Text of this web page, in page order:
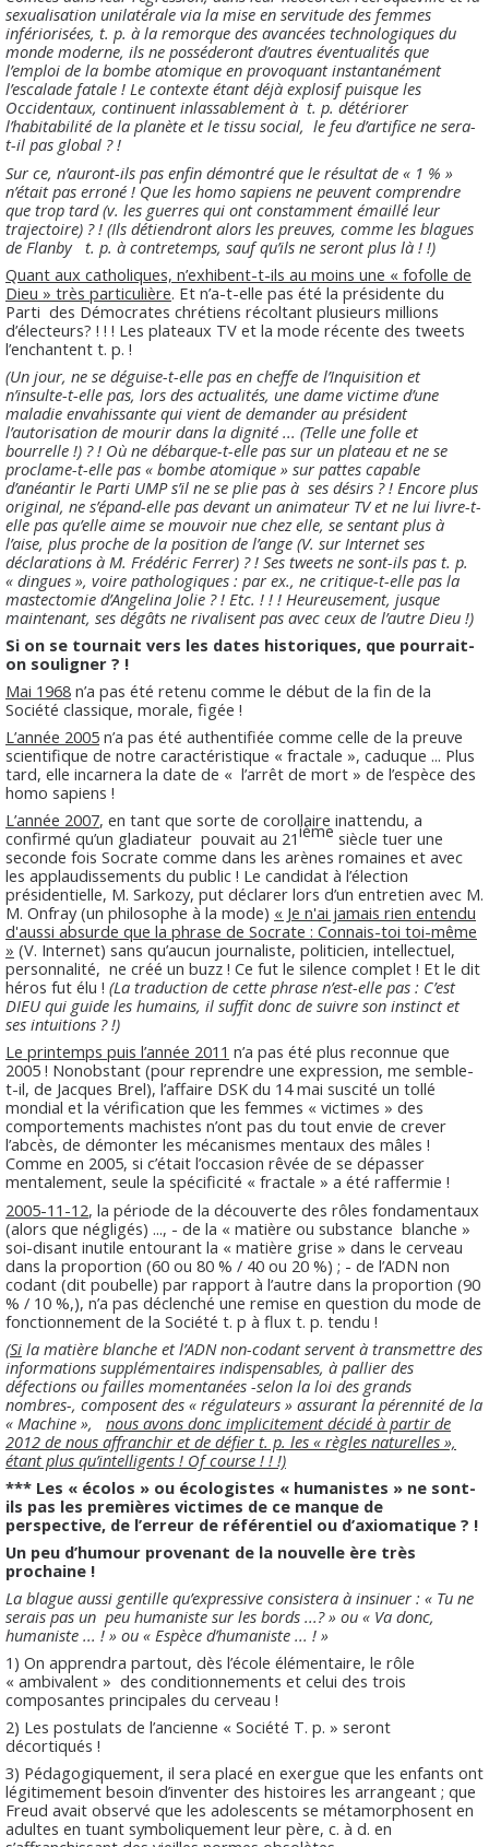
sexualisation unilatérale via la mise en servitude des femmes
infériorisées, t. p. à la remorque des avancées technologiques du
monde moderne, ils ne posséderont d’autres éventualités que
l’emploi de la bombe atomique en provoquant instantanément
l’escalade fatale ! Le contexte étant déjà explosif puisque les
Occidentaux, continuent inlassablement à t. p. détériorer
l’habitabilité de la planète et le tissu social, le feu d’artifice ne sera-
t-il pas global ? !
Sur ce, n’auront-ils pas enfin démontré que le résultat de « 1 % »
n’était pas erroné ! Que les homo sapiens ne peuvent comprendre
que trop tard (v. les guerres qui ont constamment émaillé leur
trajectoire) ? ! (Ils détiendront alors les preuves, comme les blagues
de Flanby t. p. à contretemps, sauf qu’ils ne seront plus là ! !)
Quant aux catholiques, n’exhibent-t-ils au moins une « fofolle de
Dieu » très particulière. Et n’a-t-elle pas été la présidente du
Parti des Démocrates chrétiens récoltant plusieurs millions
d’électeurs? ! ! ! Les plateaux TV et la mode récente des tweets
l’enchantent t. p. !
(Un jour, ne se déguise-t-elle pas en cheffe de l’Inquisition et
n’insulte-t-elle pas, lors des actualités, une dame victime d’une
maladie envahissante qui vient de demander au président
l’autorisation de mourir dans la dignité ... (Telle une folle et
bourrelle !) ? ! Où ne débarque-t-elle pas sur un plateau et ne se
proclame-t-elle pas « bombe atomique » sur pattes capable
d’anéantir le Parti UMP s’il ne se plie pas à ses désirs ? ! Encore plus
original, ne s’épand-elle pas devant un animateur TV et ne lui livre-t-
elle pas qu’elle aime se mouvoir nue chez elle, se sentant plus à
l’aise, plus proche de la position de l’ange (V. sur Internet ses
déclarations à M. Frédéric Ferrer) ? ! Ses tweets ne sont-ils pas t. p.
« dingues », voire pathologiques : par ex., ne critique-t-elle pas la
mastectomie d’Angelina Jolie ? ! Etc. ! ! ! Heureusement, jusque
maintenant, ses dégâts ne rivalisent pas avec ceux de l’autre Dieu !)
Si on se tournait vers les dates historiques, que pourrait-
on souligner ? !
Mai 1968 n’a pas été retenu comme le début de la fin de la
Société classique, morale, figée !
L’année 2005 n’a pas été authentifiée comme celle de la preuve
scientifique de notre caractéristique « fractale », caduque ... Plus
tard, elle incarnera la date de « l’arrêt de mort » de l’espèce des
homo sapiens !
L’année 2007, en tant que sorte de corollaire inattendu, a
confirmé qu’un gladiateur pouvait au 21ième siècle tuer une
seconde fois Socrate comme dans les arènes romaines et avec
les applaudissements du public ! Le candidat à l’élection
présidentielle, M. Sarkozy, put déclarer lors d’un entretien avec M.
M. Onfray (un philosophe à la mode) « Je n'ai jamais rien entendu
d'aussi absurde que la phrase de Socrate : Connais-toi toi-même
» (V. Internet) sans qu’aucun journaliste, politicien, intellectuel,
personnalité, ne créé un buzz ! Ce fut le silence complet ! Et le dit
héros fut élu ! (La traduction de cette phrase n’est-elle pas : C’est
DIEU qui guide les humains, il suffit donc de suivre son instinct et
ses intuitions ? !)
Le printemps puis l’année 2011 n’a pas été plus reconnue que
2005 ! Nonobstant (pour reprendre une expression, me semble-
t-il, de Jacques Brel), l’affaire DSK du 14 mai suscité un tollé
mondial et la vérification que les femmes « victimes » des
comportements machistes n’ont pas du tout envie de crever
l’abcès, de démonter les mécanismes mentaux des mâles !
Comme en 2005, si c’était l’occasion rêvée de se dépasser
mentalement, seule la spécificité « fractale » a été raffermie !
2005-11-12, la période de la découverte des rôles fondamentaux
(alors que négligés) ..., - de la « matière ou substance blanche »
soi-disant inutile entourant la « matière grise » dans le cerveau
dans la proportion (60 ou 80 % / 40 ou 20 %) ; - de l’ADN non
codant (dit poubelle) par rapport à l’autre dans la proportion (90
% / 10 %,), n’a pas déclenché une remise en question du mode de
fonctionnement de la Société t. p à flux t. p. tendu !
(Si la matière blanche et l’ADN non-codant servent à transmettre des
informations supplémentaires indispensables, à pallier des
défections ou failles momentanées -selon la loi des grands
nombres-, composent des « régulateurs » assurant la pérennité de la
« Machine »,
nous avons donc implicitement décidé à partir de
2012 de nous affranchir et de défier t. p. les « règles naturelles »,
étant plus qu’intelligents ! Of course ! ! !)
*** Les « écolos » ou écologistes « humanistes » ne sont-
ils pas les premières victimes de ce manque de
perspective, de l’erreur de référentiel ou d’axiomatique ? !
Un peu d’humour provenant de la nouvelle ère très
prochaine !
La blague aussi gentille qu’expressive consistera à insinuer : « Tu ne
serais pas un peu humaniste sur les bords ...? » ou « Va donc,
humaniste ... ! » ou « Espèce d’humaniste ... ! »
1) On apprendra partout, dès l’école élémentaire, le rôle
« ambivalent » des conditionnements et celui des trois
composantes principales du cerveau !
2) Les postulats de l’ancienne « Société T. p. » seront
décortiqués !
3) Pédagogiquement, il sera placé en exergue que les enfants ont
légitimement besoin d’inventer des histoires les arrangeant ; que
Freud avait observé que les adolescents se métamorphosent en
adultes en tuant symboliquement leur père, c. à d. en